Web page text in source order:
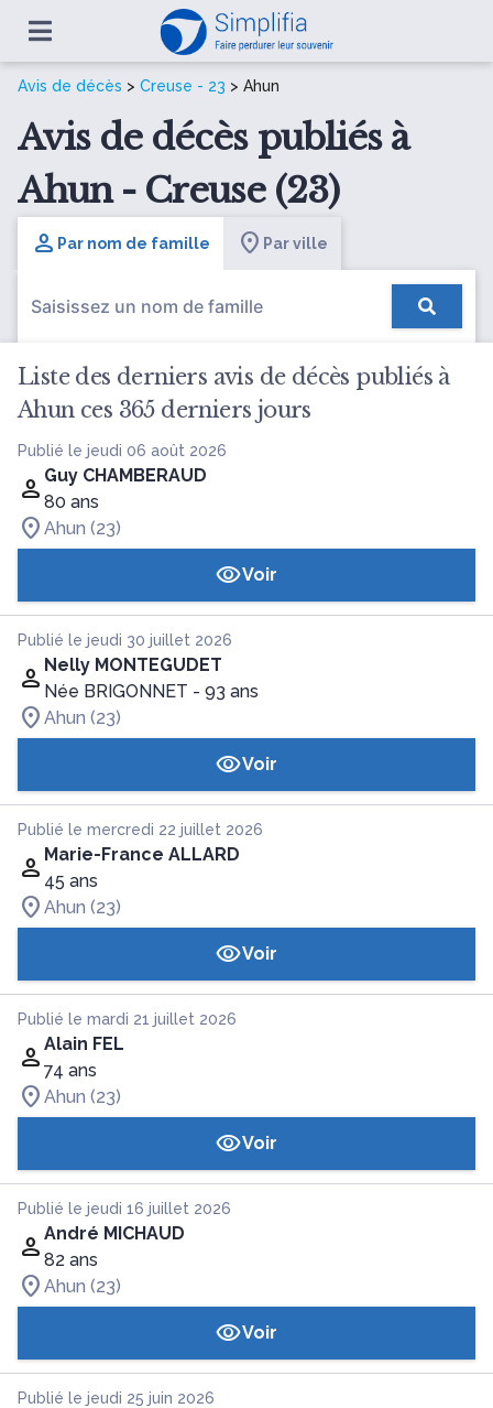
Avis de décès > Creuse - 23 > Ahun
Avis de décès publiés à
Ahun - Creuse (23)
Par nom de famille Par ville
Liste des derniers avis de décès publiés à
Ahun ces 365 derniers jours
Publié le jeudi 06 août 2026
Guy CHAMBERAUD
80 ans
Ahun (23)
Voir
Publié le jeudi 30 juillet 2026
Nelly MONTEGUDET
Née BRIGONNET - 93 ans
Ahun (23)
Voir
Publié le mercredi 22 juillet 2026
Marie-France ALLARD
45 ans
Ahun (23)
Voir
Publié le mardi 21 juillet 2026
Alain FEL
74 ans
Ahun (23)
Voir
Publié le jeudi 16 juillet 2026
André MICHAUD
82 ans
Ahun (23)
Voir
Publié le jeudi 25 juin 2026